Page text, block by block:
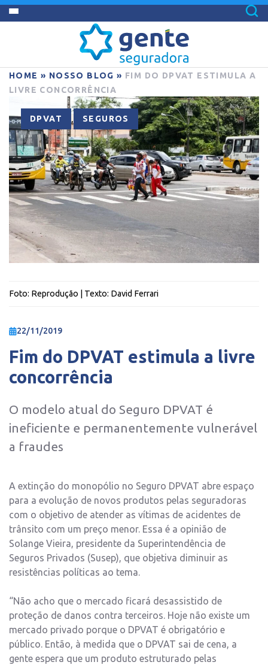
HOME » NOSSO BLOG » FIM DO DPVAT ESTIMULA A
LIVRE CONCORRÊNCIA
DPVAT , SEGUROS
Foto: Reprodução | Texto: David Ferrari
22/11/2019
Fim do DPVAT estimula a livre
concorrência
O modelo atual do Seguro DPVAT é
ineficiente e permanentemente vulnerável
a fraudes
A extinção do monopólio no Seguro DPVAT abre espaço
para a evolução de novos produtos pelas seguradoras
com o objetivo de atender as vítimas de acidentes de
trânsito com um preço menor. Essa é a opinião de
Solange Vieira, presidente da Superintendência de
Seguros Privados (Susep), que objetiva diminuir as
resistências políticas ao tema.
“Não acho que o mercado ficará desassistido de
proteção de danos contra terceiros. Hoje não existe um
mercado privado porque o DPVAT é obrigatório e
público. Então, à medida que o DPVAT sai de cena, a
gente espera que um produto estruturado pelas